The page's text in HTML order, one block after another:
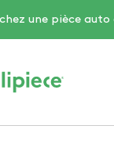
une pièce auto